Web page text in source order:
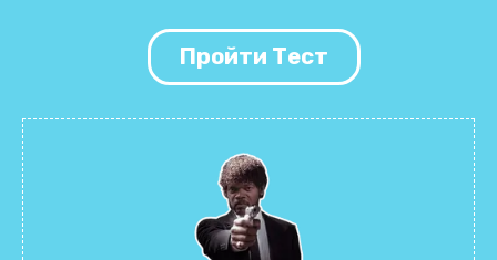
Пройти Тест